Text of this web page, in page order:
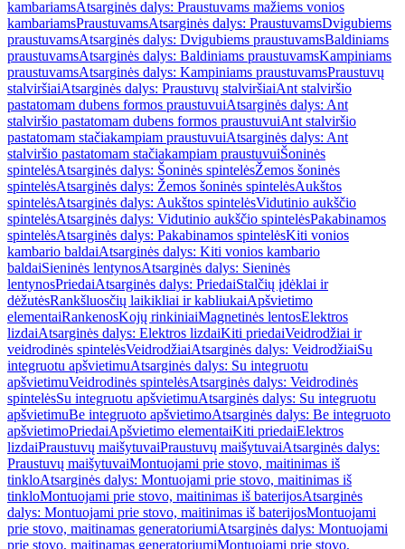
kambariamsAtsarginės dalys: Praustuvams mažiems vonios
kambariamsPraustuvamsAtsarginės dalys: PraustuvamsDvigubiems
praustuvamsAtsarginės dalys: Dvigubiems praustuvamsBaldiniams
praustuvamsAtsarginės dalys: Baldiniams praustuvamsKampiniams
praustuvamsAtsarginės dalys: Kampiniams praustuvamsPraustuvų
stalviršiaiAtsarginės dalys: Praustuvų stalviršiaiAnt stalviršio
pastatomam dubens formos praustuvuiAtsarginės dalys: Ant
stalviršio pastatomam dubens formos praustuvuiAnt stalviršio
pastatomam stačiakampiam praustuvuiAtsarginės dalys: Ant
stalviršio pastatomam stačiakampiam praustuvuiŠoninės
spintelėsAtsarginės dalys: Šoninės spintelėsŽemos šoninės
spintelėsAtsarginės dalys: Žemos šoninės spintelėsAukštos
spintelėsAtsarginės dalys: Aukštos spintelėsVidutinio aukščio
spintelėsAtsarginės dalys: Vidutinio aukščio spintelėsPakabinamos
spintelėsAtsarginės dalys: Pakabinamos spintelėsKiti vonios
kambario baldaiAtsarginės dalys: Kiti vonios kambario
baldaiSieninės lentynosAtsarginės dalys: Sieninės
lentynosPriedaiAtsarginės dalys: PriedaiStalčių įdėklai ir
dėžutėsRankšluosčių laikikliai ir kabliukaiApšvietimo
elementaiRankenosKojų rinkiniaiMagnetinės lentosElektros
lizdaiAtsarginės dalys: Elektros lizdaiKiti priedaiVeidrodžiai ir
veidrodinės spintelėsVeidrodžiaiAtsarginės dalys: VeidrodžiaiSu
integruotu apšvietimuAtsarginės dalys: Su integruotu
apšvietimuVeidrodinės spintelėsAtsarginės dalys: Veidrodinės
spintelėsSu integruotu apšvietimuAtsarginės dalys: Su integruotu
apšvietimuBe integruoto apšvietimoAtsarginės dalys: Be integruoto
apšvietimoPriedaiApšvietimo elementaiKiti priedaiElektros
lizdaiPraustuvų maišytuvaiPraustuvų maišytuvaiAtsarginės dalys:
Praustuvų maišytuvaiMontuojami prie stovo, maitinimas iš
tinkloAtsarginės dalys: Montuojami prie stovo, maitinimas iš
tinkloMontuojami prie stovo, maitinimas iš baterijosAtsarginės
dalys: Montuojami prie stovo, maitinimas iš baterijosMontuojami
prie stovo, maitinamas generatoriumiAtsarginės dalys: Montuojami
prie stovo, maitinamas generatoriumiMontuojami prie stovo,